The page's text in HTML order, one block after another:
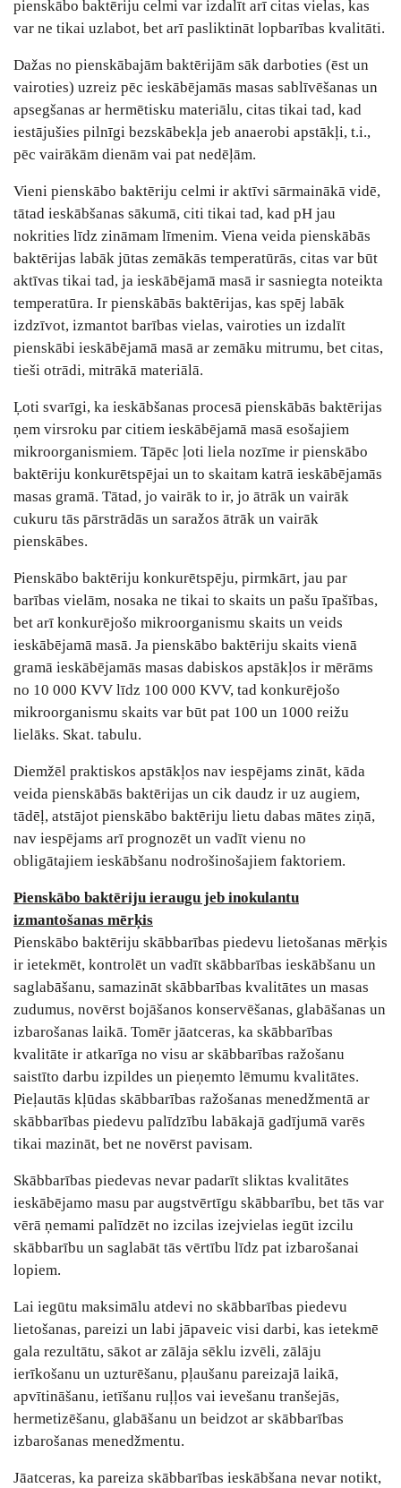
pienskābo baktēriju celmi var izdalīt arī citas vielas, kas
var ne tikai uzlabot, bet arī pasliktināt lopbarības kvalitāti.
Dažas no pienskābajām baktērijām sāk darboties (ēst un
vairoties) uzreiz pēc ieskābējamās masas sablīvēšanas un
apsegšanas ar hermētisku materiālu, citas tikai tad, kad
iestājušies pilnīgi bezskābekļa jeb anaerobi apstākļi, t.i.,
pēc vairākām dienām vai pat nedēļām.
Vieni pienskābo baktēriju celmi ir aktīvi sārmainākā vidē,
tātad ieskābšanas sākumā, citi tikai tad, kad pH jau
nokrities līdz zināmam līmenim. Viena veida pienskābās
baktērijas labāk jūtas zemākās temperatūrās, citas var būt
aktīvas tikai tad, ja ieskābējamā masā ir sasniegta noteikta
temperatūra. Ir pienskābās baktērijas, kas spēj labāk
izdzīvot, izmantot barības vielas, vairoties un izdalīt
pienskābi ieskābējamā masā ar zemāku mitrumu, bet citas,
tieši otrādi, mitrākā materiālā.
Ļoti svarīgi, ka ieskābšanas procesā pienskābās baktērijas
ņem virsroku par citiem ieskābējamā masā esošajiem
mikroorganismiem. Tāpēc ļoti liela nozīme ir pienskābo
baktēriju konkurētspējai un to skaitam katrā ieskābējamās
masas gramā. Tātad, jo vairāk to ir, jo ātrāk un vairāk
cukuru tās pārstrādās un saražos ātrāk un vairāk
pienskābes.
Pienskābo baktēriju konkurētspēju, pirmkārt, jau par
barības vielām, nosaka ne tikai to skaits un pašu īpašības,
bet arī konkurējošo mikroorganismu skaits un veids
ieskābējamā masā. Ja pienskābo baktēriju skaits vienā
gramā ieskābējamās masas dabiskos apstākļos ir mērāms
no 10 000 KVV līdz 100 000 KVV, tad konkurējošo
mikroorganismu skaits var būt pat 100 un 1000 reižu
lielāks. Skat. tabulu.
Diemžēl praktiskos apstākļos nav iespējams zināt, kāda
veida pienskābās baktērijas un cik daudz ir uz augiem,
tādēļ, atstājot pienskābo baktēriju lietu dabas mātes ziņā,
nav iespējams arī prognozēt un vadīt vienu no
obligātajiem ieskābšanu nodrošinošajiem faktoriem.
Pienskābo baktēriju ieraugu jeb inokulantu
izmantošanas mērķis
Pienskābo baktēriju skābbarības piedevu lietošanas mērķis
ir ietekmēt, kontrolēt un vadīt skābbarības ieskābšanu un
saglabāšanu, samazināt skābbarības kvalitātes un masas
zudumus, novērst bojāšanos konservēšanas, glabāšanas un
izbarošanas laikā. Tomēr jāatceras, ka skābbarības
kvalitāte ir atkarīga no visu ar skābbarības ražošanu
saistīto darbu izpildes un pieņemto lēmumu kvalitātes.
Pieļautās kļūdas skābbarības ražošanas menedžmentā ar
skābbarības piedevu palīdzību labākajā gadījumā varēs
tikai mazināt, bet ne novērst pavisam.
Skābbarības piedevas nevar padarīt sliktas kvalitātes
ieskābējamo masu par augstvērtīgu skābbarību, bet tās var
vērā ņemami palīdzēt no izcilas izejvielas iegūt izcilu
skābbarību un saglabāt tās vērtību līdz pat izbarošanai
lopiem.
Lai iegūtu maksimālu atdevi no skābbarības piedevu
lietošanas, pareizi un labi jāpaveic visi darbi, kas ietekmē
gala rezultātu, sākot ar zālāja sēklu izvēli, zālāju
ierīkošanu un uzturēšanu, pļaušanu pareizajā laikā,
apvītināšanu, ietīšanu ruļļos vai ievešanu tranšejās,
hermetizēšanu, glabāšanu un beidzot ar skābbarības
izbarošanas menedžmentu.
Jāatceras, ka pareiza skābbarības ieskābšana nevar notikt,